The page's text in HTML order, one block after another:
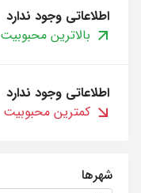
اطلاعاتی وجود ندارد
بالاترین محبوبیت
اطلاعاتی وجود ندارد
کمترین محبوبیت
شهرها